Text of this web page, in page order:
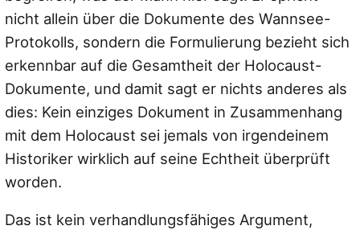
nicht allein über die Dokumente des Wannsee-
Protokolls, sondern die Formulierung bezieht sich
erkennbar auf die Gesamtheit der Holocaust-
Dokumente, und damit sagt er nichts anderes als
dies: Kein einziges Dokument in Zusammenhang
mit dem Holocaust sei jemals von irgendeinem
Historiker wirklich auf seine Echtheit überprüft
worden.
Das ist kein verhandlungsfähiges Argument,